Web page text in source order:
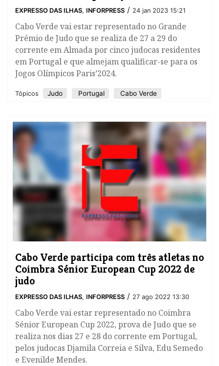
EXPRESSO DAS ILHAS, INFORPRESS / 24 jan 2023 15:21
Cabo Verde vai estar representado no Grande
Prémio de Judo que se realiza de 27 a 29 do
corrente em Almada por cinco judocas residentes
em Portugal e que almejam qualificar-se para os
Jogos Olímpicos Paris’2024.
Tópicos Judo Portugal Cabo Verde
Cabo Verde participa com três atletas no
Coimbra Sénior European Cup 2022 de
judo
EXPRESSO DAS ILHAS, INFORPRESS / 27 ago 2022 13:30
Cabo Verde vai estar representado no Coimbra
Sénior European Cup 2022, prova de Judo que se
realiza nos dias 27 e 28 do corrente em Portugal,
pelos judocas Djamila Correia e Silva, Edu Semedo
e Evenilde Mendes.